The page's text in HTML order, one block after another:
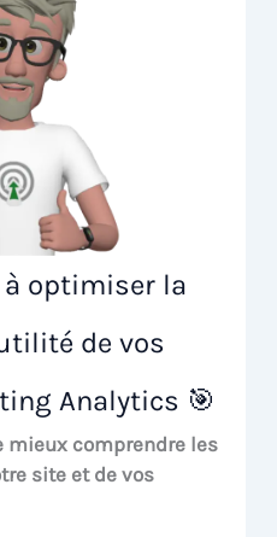
à optimiser la
de vos
Analytics 🎯
mieux comprendre les
site et de vos